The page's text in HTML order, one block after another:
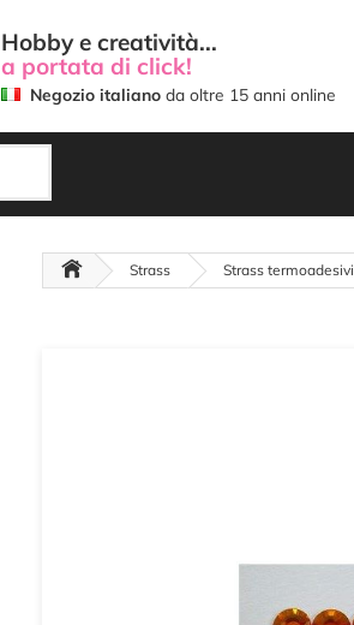
Hobby e creatività...
a portata di click!
Negozio italiano da oltre 15 anni online
Strass Strass termoadesivi